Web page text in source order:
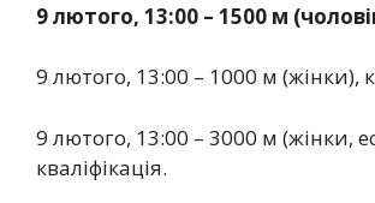
9 лютого, 13:00 – 1500 м
9 лютого, 13:00 – 1000 м (жінки),
9 лютого, 13:00 – 3000 м (жінки,
кваліфікація.